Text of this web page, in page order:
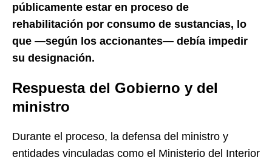
públicamente estar en proceso de
rehabilitación por consumo de sustancias, lo
que —según los accionantes— debía impedir
su designación.
Respuesta del Gobierno y del
ministro
Durante el proceso, la defensa del ministro y
entidades vinculadas como el Ministerio del Interior